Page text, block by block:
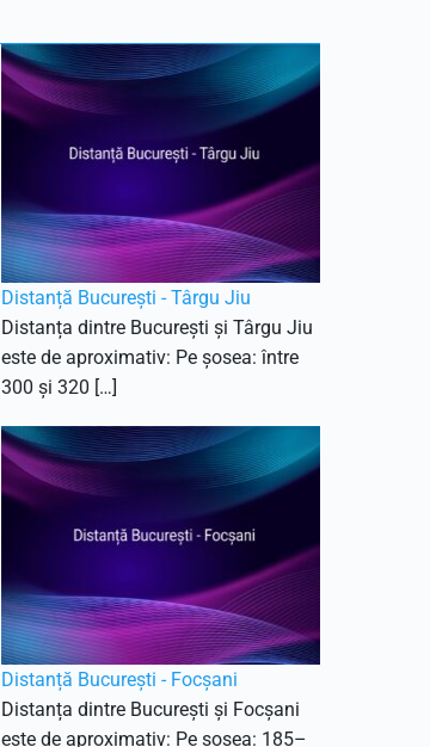
Distanță București - Târgu Jiu
Distanța dintre București și Târgu Jiu
este de aproximativ: Pe șosea: între
300 și 320 […]
Distanță București - Focșani
Distanța dintre București și Focșani
este de aproximativ: Pe șosea: 185–